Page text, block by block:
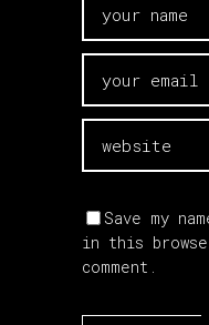
Save my
in this
comment.